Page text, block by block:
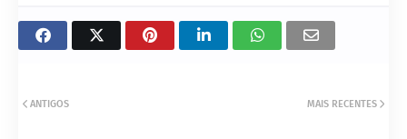
MAIS RECENTES
ANTIGOS